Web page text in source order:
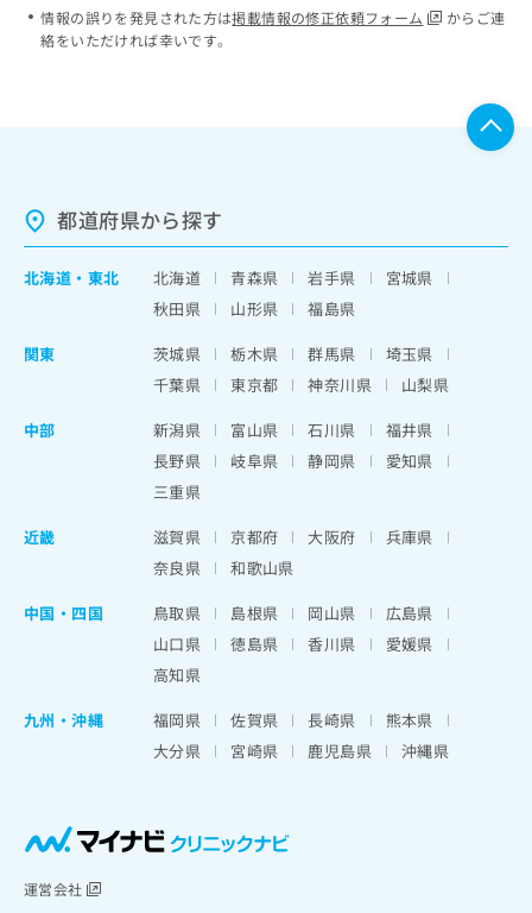
情報の誤りを発見された方は掲載情報の修正依頼フォーム
からご連
絡をいただければ幸いです。
都道府県から探す
北海道 ・ 東北 北海道 青森県 岩手県
宮城県
秋田県
山形県
福島県
関東
茨城県 栃木県 群馬県
埼玉県
千葉県
東京都 神奈川県
山梨県
中部
新潟県 富山県 石川県
福井県
長野県
岐阜県 静岡県
愛知県
三重県
近畿
滋賀県 京都府 大阪府
兵庫県
奈良県
和歌山県
中国・四国
鳥取県 島根県 岡山県
広島県
山口県
徳島県 香川県
愛媛県
高知県
九州・沖縄
福岡県 佐賀県 長崎県
熊本県
大分県
宮崎県 鹿児島県 沖縄県
運営会社